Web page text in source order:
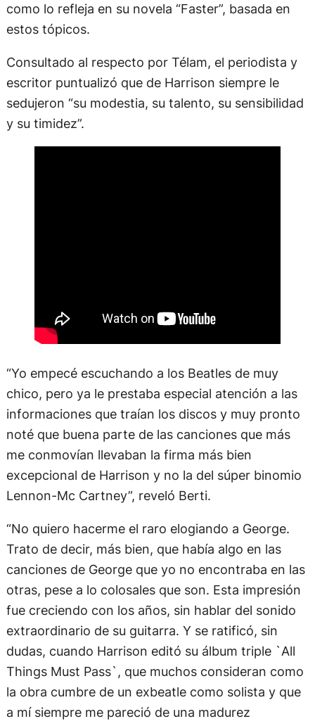
como lo refleja en su novela “Faster”, basada en
estos tópicos.
Consultado al respecto por Télam, el periodista y
escritor puntualizó que de Harrison siempre le
sedujeron “su modestia, su talento, su sensibilidad
y su timidez”.
“Yo empecé escuchando a los Beatles de muy
chico, pero ya le prestaba especial atención a las
informaciones que traían los discos y muy pronto
noté que buena parte de las canciones que más
me conmovían llevaban la firma más bien
excepcional de Harrison y no la del súper binomio
Lennon-Mc Cartney”, reveló Berti.
“No quiero hacerme el raro elogiando a George.
Trato de decir, más bien, que había algo en las
canciones de George que yo no encontraba en las
otras, pese a lo colosales que son. Esta impresión
fue creciendo con los años, sin hablar del sonido
extraordinario de su guitarra. Y se ratificó, sin
dudas, cuando Harrison editó su álbum triple `All
Things Must Pass`, que muchos consideran como
la obra cumbre de un exbeatle como solista y que
a mí siempre me pareció de una madurez